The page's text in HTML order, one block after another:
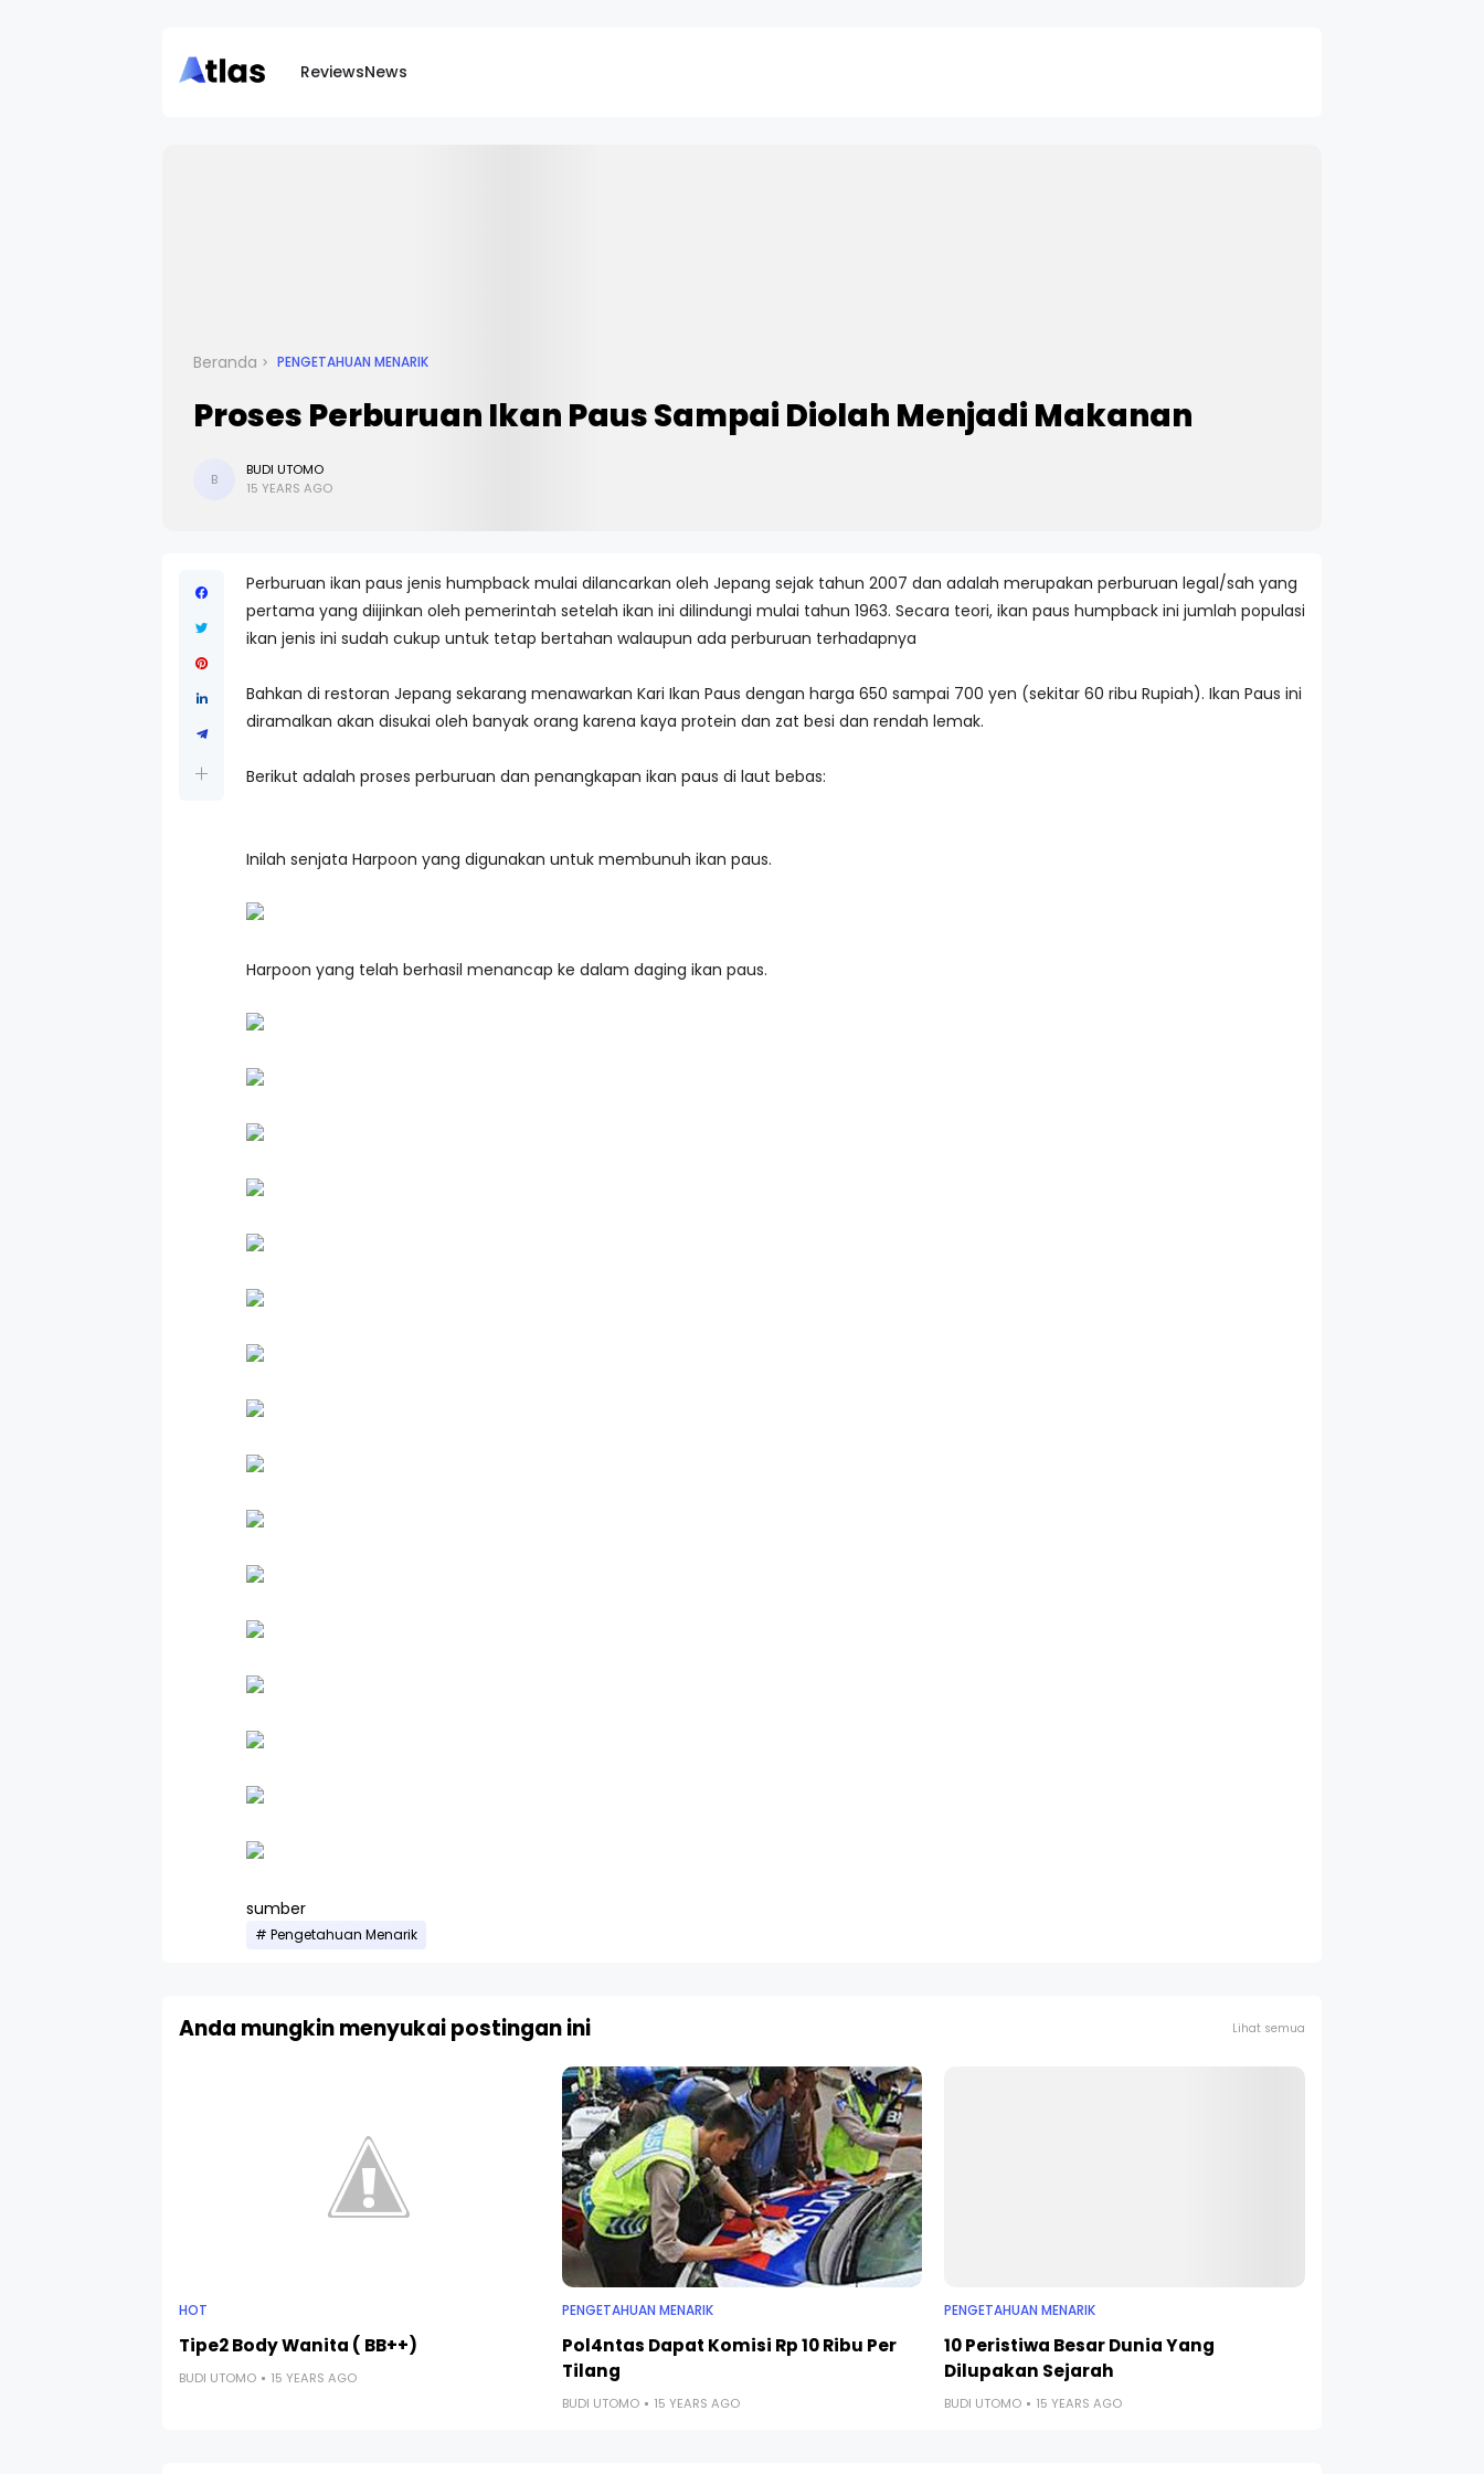
ReviewsNews
Beranda PENGETAHUAN MENARIK
Proses Perburuan Ikan Paus Sampai Diolah Menjadi Makanan
B
BUDI UTOMO
15 YEARS AGO
Perburuan ikan paus jenis humpback mulai dilancarkan oleh Jepang sejak tahun 2007 dan adalah merupakan perburuan legal/sah yang
pertama yang diijinkan oleh pemerintah setelah ikan ini dilindungi mulai tahun 1963. Secara teori, ikan paus humpback ini jumlah populasi
ikan jenis ini sudah cukup untuk tetap bertahan walaupun ada perburuan terhadapnya
Bahkan di restoran Jepang sekarang menawarkan Kari Ikan Paus dengan harga 650 sampai 700 yen (sekitar 60 ribu Rupiah). Ikan Paus ini
diramalkan akan disukai oleh banyak orang karena kaya protein dan zat besi dan rendah lemak.
Berikut adalah proses perburuan dan penangkapan ikan paus di laut bebas:
Inilah senjata Harpoon yang digunakan untuk membunuh ikan paus.
Harpoon yang telah berhasil menancap ke dalam daging ikan paus.
sumber
Pengetahuan Menarik
Anda mungkin menyukai postingan ini Lihat semua
HOT
Tipe2 Body Wanita ( BB++)
BUDI UTOMO 15 YEARS AGO
PENGETAHUAN MENARIK
Pol4ntas Dapat Komisi Rp 10 Ribu Per
Tilang
BUDI UTOMO 15 YEARS AGO
PENGETAHUAN MENARIK
10 Peristiwa Besar Dunia Yang
Dilupakan Sejarah
BUDI UTOMO 15 YEARS AGO